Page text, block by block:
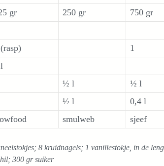
gr 250 gr 750 gr
1
½ l
½ l
½ l
0,4 l
smulweb sjeef
8 kruidnagels; 1 vanillestokje, in de
300 gr suiker